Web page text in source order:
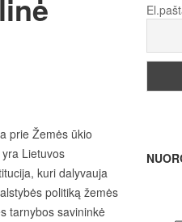
prie Žemės ūkio
Lietuvos
kuri dalyvauja
politiką žemės
tarnybos savininkė